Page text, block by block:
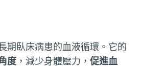
期臥床病患的血液循環。它的
度 ，減少身體壓力， 促進血